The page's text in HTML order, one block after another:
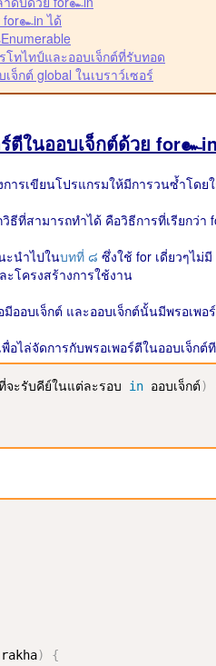
for๛in ได้
ทไทป์และออบเจ็กต์ที่รับทอด
จ็กต์ global ในเบราว์เซอร์
ตีในออบเจ็กต์ด้วย for๛in
การเขียนโปรแกรมให้มีการวนซ้ำโดย
ธีที่สามารถทำได้ คือวิธีการที่เรียกว่า
ะนำไปในบทที่ ๘ ซึ่งใช้ for เดี่ยวๆไม่
ะโครงสร้างการใช้งาน
ออบเจ็กต์ และออบเจ็กต์นั้นมีพรอเพอ
อไล่จัดการกับพรอเพอร์ตีในออบเจ็
จะรับคีย์ในแต่ละรอบ in ออบเจ็กต์)
rakha)
{